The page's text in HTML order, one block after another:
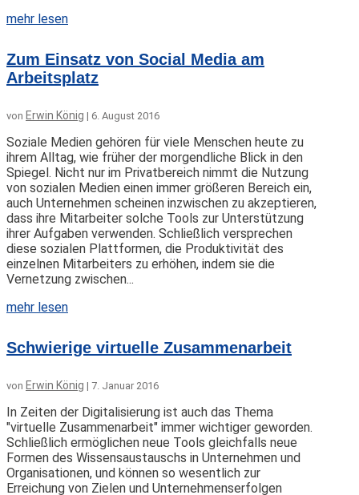
mehr lesen
Zum Einsatz von Social Media am
Arbeitsplatz
von Erwin König | 6. August 2016
Soziale Medien gehören für viele Menschen heute zu
ihrem Alltag, wie früher der morgendliche Blick in den
Spiegel. Nicht nur im Privatbereich nimmt die Nutzung
von sozialen Medien einen immer größeren Bereich ein,
auch Unternehmen scheinen inzwischen zu akzeptieren,
dass ihre Mitarbeiter solche Tools zur Unterstützung
ihrer Aufgaben verwenden. Schließlich versprechen
diese sozialen Plattformen, die Produktivität des
einzelnen Mitarbeiters zu erhöhen, indem sie die
Vernetzung zwischen...
mehr lesen
Schwierige virtuelle Zusammenarbeit
von Erwin König | 7. Januar 2016
In Zeiten der Digitalisierung ist auch das Thema
"virtuelle Zusammenarbeit" immer wichtiger geworden.
Schließlich ermöglichen neue Tools gleichfalls neue
Formen des Wissensaustauschs in Unternehmen und
Organisationen, und können so wesentlich zur
Erreichung von Zielen und Unternehmenserfolgen